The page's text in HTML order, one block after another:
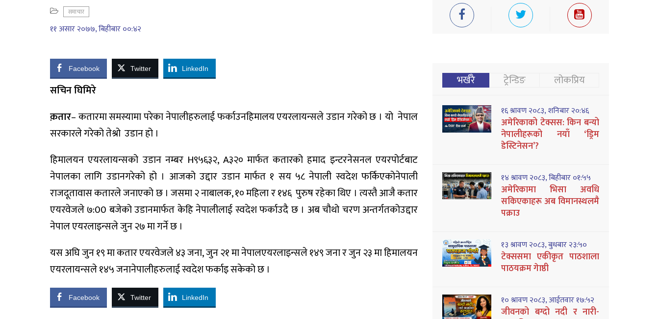
समाचार
११ असार २०७७, बिहीबार ००:४२
Facebook Twitter LinkedIn
सचिन घिमिरे
क़तार–कतारमासमस्यामापरेकानेपालीहरुलाईफर्काउनहिमालयएयरलायन्सलेउडानगरेकोछ । यो नेपाल
सरकारलेगरेकोतेश्रो उडानहो ।
हिमालयन एयरलायन्सको उडान नम्बरH९५६३२, A३२० मार्फत कतारको हमाद इन्टरनेसनल एयरपोर्टबाट
नेपालका लागि उडानगरेको हो । आजको उद्दार उडान मार्फत१ सय५८नेपाली स्वदेश फर्किएकोनेपाली
राजदूतावासकतारलेजनाएकोछ । जसमा२नाबालक, १०महिलार १४६पुरुषरहेकाथिए । त्यस्तैआजैकतार
एयरवेजले७:00 बजेकोउडानमार्फतकेहिनेपालीलाईस्वदेशफर्काउदैछ। अबचौथोचरणअन्तर्गतकोउद्दार
नेपालएयरलाइन्सलेजुन२७मागर्नेछ ।
यसअघिजुन१९माकतारएयरवेजले४३जना,जुन२१मानेपालएयरलाइन्सले१४९जनारजुन२३माहिमालयन
एयरलायन्सले१४५जनानेपालीहरुलाईस्वदेशफर्काइसकेकोछ ।
Facebook Twitter LinkedIn
भर्खरै ट्रेन्डिङ लोकप्रिय
१६ श्रावण २०८३, शनिबार २०:४६
अमेरिकाको टेक्सस: किन बन्यो
नेपालीहरूको नयाँ ‘ड्रिम
डेस्टिनेसन’?
१४ श्रावण २०८३, बिहीबार ०१:५५
अमेरिकामा भिसा अवधि
सकिएकाहरू अब विमानस्थलमै
पक्राउ
१३ श्रावण २०८३, बुधबार २३:५०
टेक्ससमा एकीकृत पाठशाला
पाठयक्रम गेाष्ठी
१० श्रावण २०८३, आईतवार १७:५२
जीवनको बग्दो नदी र नारी-